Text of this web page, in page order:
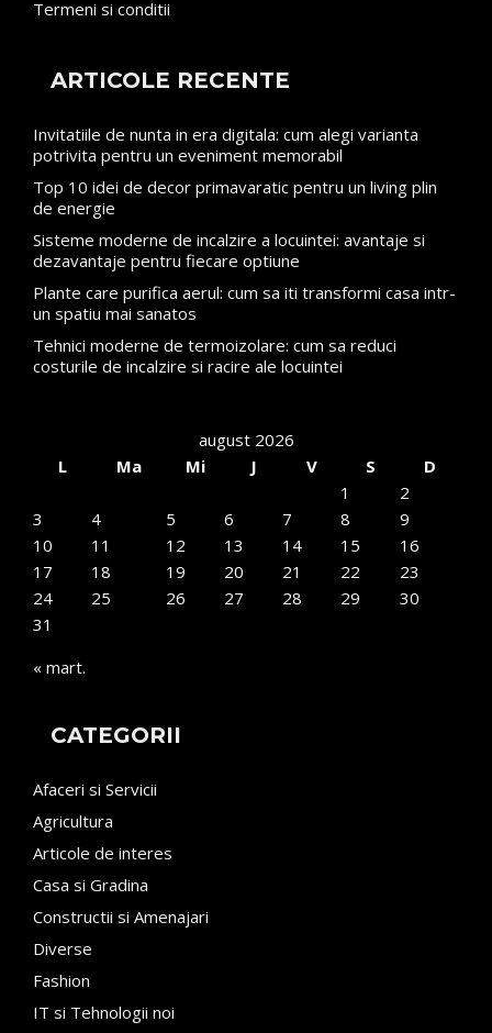
Termeni si conditii
ARTICOLE RECENTE
Invitatiile de nunta in era digitala: cum alegi varianta
potrivita pentru un eveniment memorabil
Top 10 idei de decor primavaratic pentru un living plin
de energie
Sisteme moderne de incalzire a locuintei: avantaje si
dezavantaje pentru fiecare optiune
Plante care purifica aerul: cum sa iti transformi casa intr-
un spatiu mai sanatos
Tehnici moderne de termoizolare: cum sa reduci
costurile de incalzire si racire ale locuintei
august 2026
L
Ma Mi J V S
D
1
2
3
4 5 6 7 8
9
10
11 12 13 14 15
16
17
18 19 20 21 22
23
24
25 26 27 28 29
30
31
« mart.
CATEGORII
Afaceri si Servicii
Agricultura
Articole de interes
Casa si Gradina
Constructii si Amenajari
Diverse
Fashion
IT si Tehnologii noi